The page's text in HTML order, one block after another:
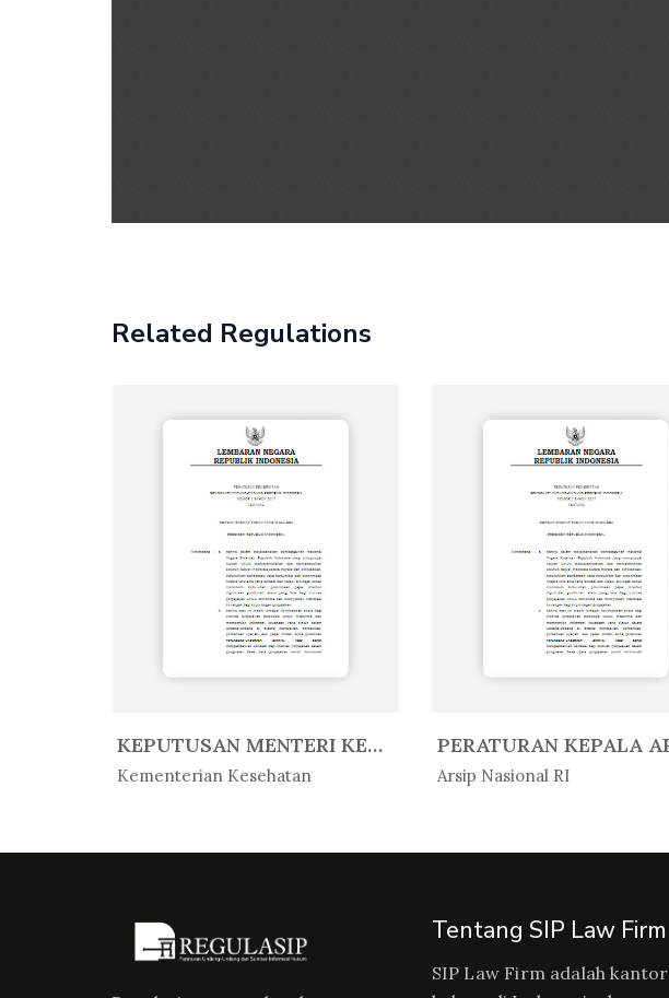
Related Regulations
KEPUTUSAN MENTERI KESEHATAN REPU...
Kementerian Kesehatan
In Peratur... Arsip Nasional RI
In Peratur...
Tentang SIP Law Firm
SIP Law Firm adalah kantor